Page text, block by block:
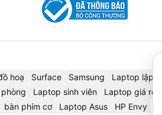
hoạ Surface Samsung Laptop lập
Laptop sinh viên Laptop giá rẻ
bàn phím cơ Laptop Asus HP Envy